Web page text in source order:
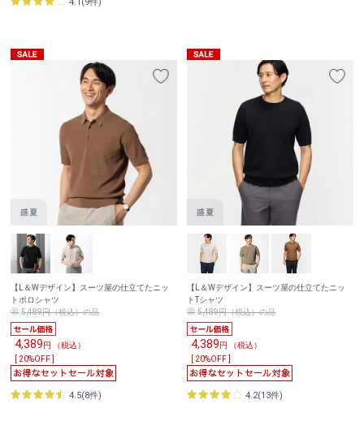
【L＆Wデザイン】スーツ屋の仕立てたニッ
トポロシャツ
5,489円（税込）の品
4,389円 （税込）
[ 20%OFF ]
4.5(8件)
【L＆Wデザイン】スーツ屋の仕立てたニッ
トTシャツ
5,489円（税込）の品
4,389円 （税込）
[ 20%OFF ]
4.2(13件)